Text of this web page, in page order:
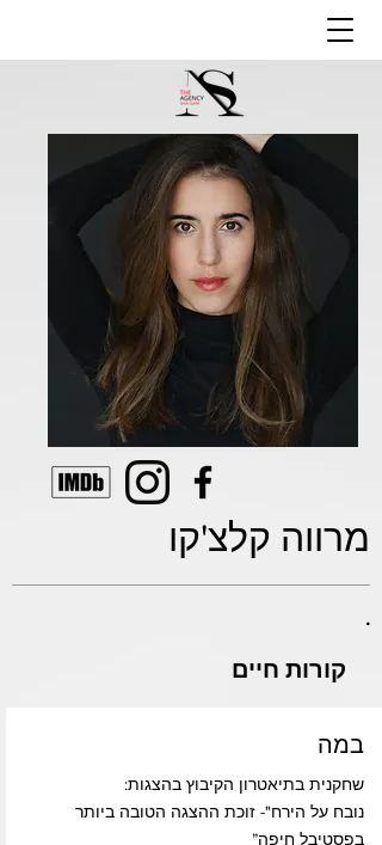
מרווה קלצ'קו
.
קורות חיים
במה
שחקנית בתיאטרון הקיבוץ בהצגות:
נובח על הירח"- זוכת ההצגה הטובה ביותר
בפסטיבל חיפה”